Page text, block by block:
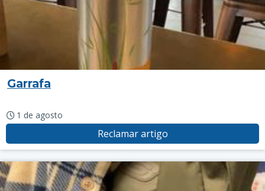
Garrafa
1 de agosto
Reclamar artigo